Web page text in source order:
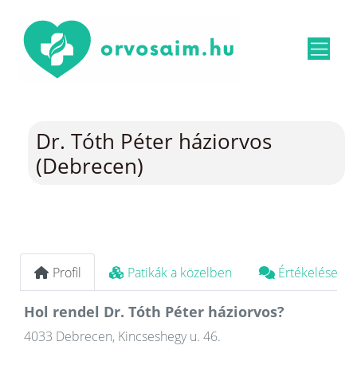
Dr. Tóth Péter háziorvos
(Debrecen)
Profil Patikák a közelben Értékelések
Hol rendel Dr. Tóth Péter háziorvos?
4033 Debrecen, Kincseshegy u. 46.